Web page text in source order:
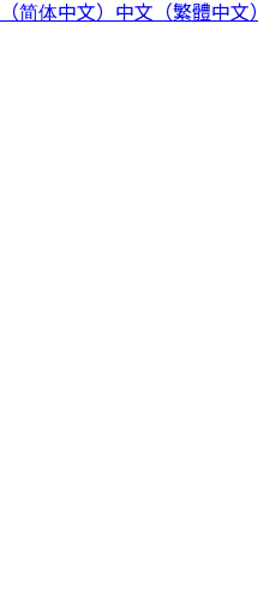
（简体中文） 中文（繁體中文）